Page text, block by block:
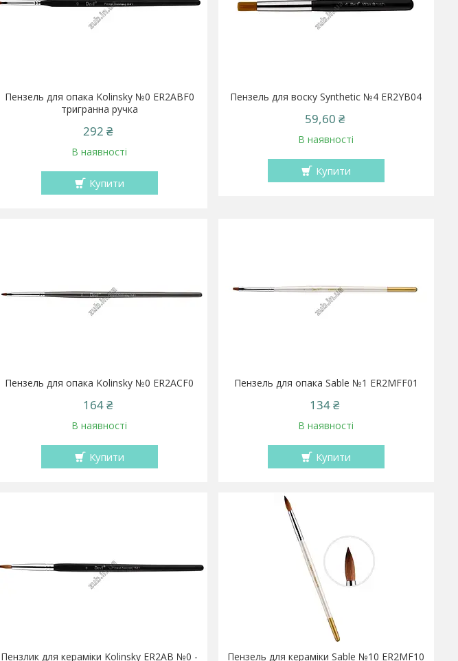
Пензель для опака Kolinsky №0 ER2ABF0
тригранна ручка
292 ₴
В наявності
Купити
Пензель для воску Synthetic №4 ER2YB04
59,60 ₴
В наявності
Купити
Пензель для опака Kolinsky №0 ER2ACF0
164 ₴
В наявності
Купити
Пензель для опака Sable №1 ER2MFF01
134 ₴
В наявності
Купити
Пензлик для кераміки Kolinsky ER2AB №0 - Пензель для кераміки Sable №10 ER2MF10